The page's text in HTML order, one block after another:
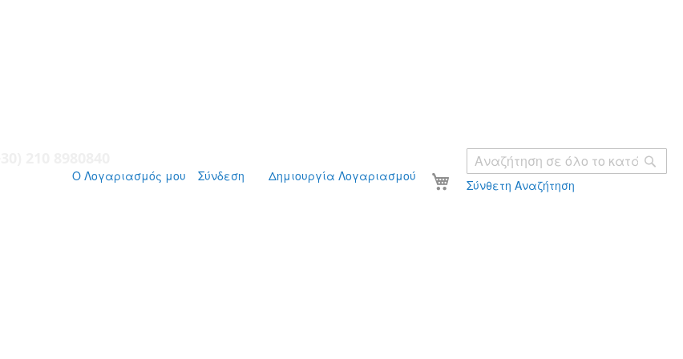
Σύνθετη Αναζήτηση
Το καλάθι σας
Ο Λογαριασμός μου Σύνδεση Δημιουργία Λογαριασμού